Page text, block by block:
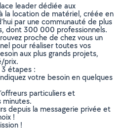
leader dédiée aux
la location de matériel, créée en
par une communauté de plus
dont 300 000 professionnels.
proche de chez vous un
pour réaliser toutes vos
aux plus grands projets,
prix.
étapes :
votre besoin en quelques
particuliers et
minutes.
depuis la messagerie privée et
!
!